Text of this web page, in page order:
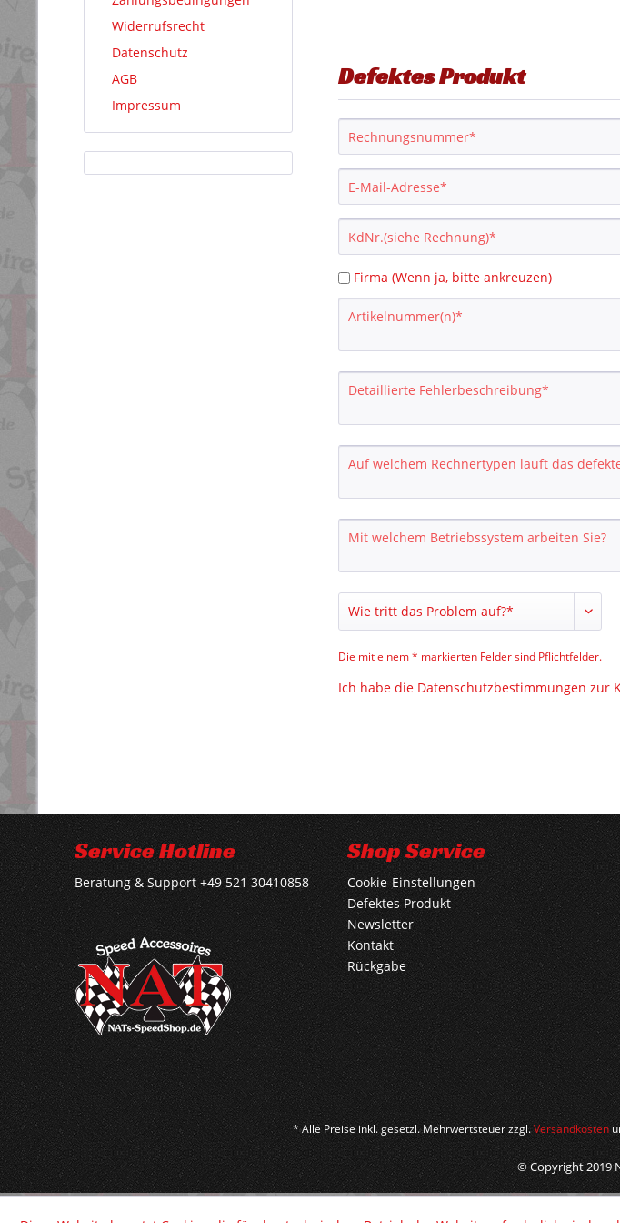
Widerrufsrecht
Datenschutz
AGB
Impressum
Defektes Produkt
Firma (Wenn ja, bitte ankreuzen)
Die mit einem * markierten Felder sind Pflichtfelder.
Ich habe die Datenschutzbestimmungen zur
Service Hotline
Beratung & Support +49 521 30410858
Shop Service
Cookie-Einstellungen
Defektes Produkt
Newsletter
Kontakt
Rückgabe
* Alle Preise inkl. gesetzl. Mehrwertsteuer zzgl.Versandkosten
© Copyright 2019